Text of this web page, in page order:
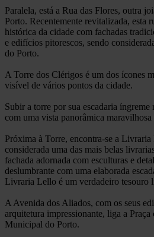
Paralela, está a Rua das Flores, outra
Porto. Recentemente revitalizada, esta
histórica da cidade com fachadas
e edifícios pitorescos, sendo
do Porto.
A Torre dos Clérigos é um dos ícones
visível de vários pontos da cidade.
Subir a torre por sua escadaria íngreme
com uma vista panorâmica maravilhosa
Próxima à Torre, encontra-se a Livraria
considerada uma das mais belas
fachada adornada com esculturas e
deslumbrante com uma elaborada
Livraria Lello é um verdadeiro tesouro
A Avenida dos Aliados, com os seus
arquitetura impressionante, liga a Praça
Municipal do Porto.